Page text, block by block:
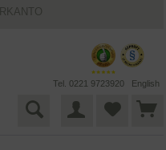
Tel. 0221 9723920 English